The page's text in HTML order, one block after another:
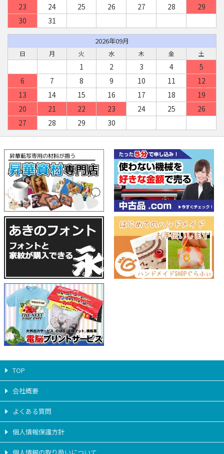
23
24 25 26 27 28
29
30
31
2026年09月
日 月 火 水 木 金 土
1 2 3 4
5
6
7 8 9 10 11
12
13
14 15 16 17 18
19
20
21 22 23 24 25
26
27
28 29 30
TOP
会社概要
よくある質問
個人情報保護方針